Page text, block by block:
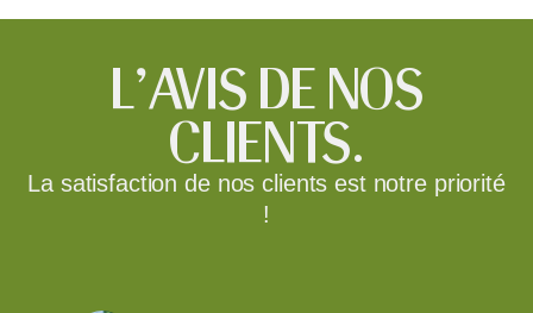
L'AVIS DE NOS
CLIENTS.
La satisfaction de nos clients est notre priorité
!